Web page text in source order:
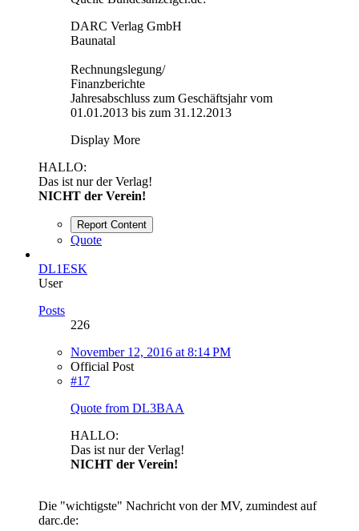
DARC Verlag GmbH
Baunatal
Rechnungslegung/
Finanzberichte
Jahresabschluss zum Geschäftsjahr vom
01.01.2013 bis zum 31.12.2013
Display More
HALLO:
Das ist nur der Verlag!
NICHT der Verein!
Report Content
Quote
DL1ESK
User
Posts
226
November 12, 2016 at 8:14 PM
Official Post
#17
Quote from DL3BAA
HALLO:
Das ist nur der Verlag!
NICHT der Verein!
Die "wichtigste" Nachricht von der MV, zumindest auf
darc.de: